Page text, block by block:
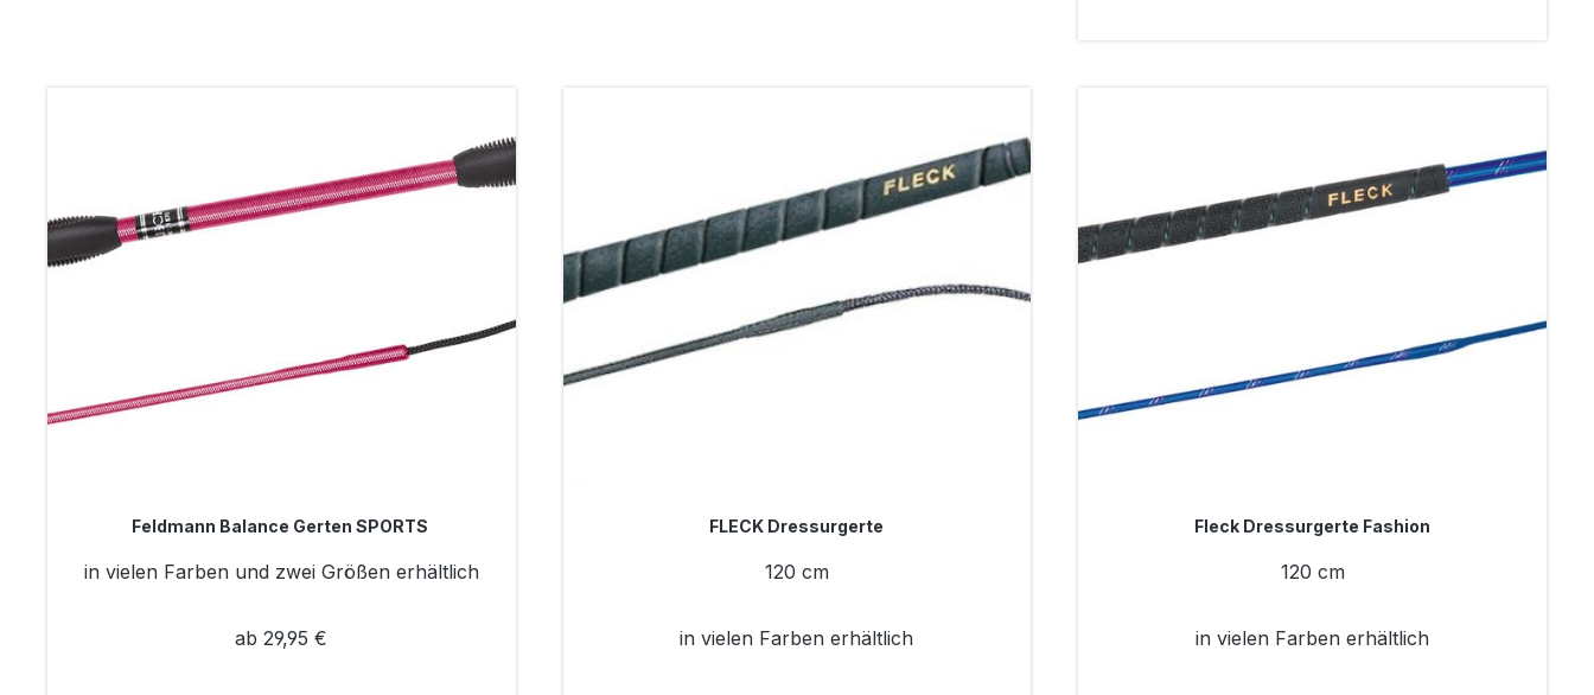
Feldmann Balance Gerten SPORTS
in vielen Farben und zwei Größen erhältlich
ab 29,95 €
FLECK Dressurgerte
120 cm
in vielen Farben erhältlich
Fleck Dressurgerte Fashion
120 cm
in vielen Farben erhältlich